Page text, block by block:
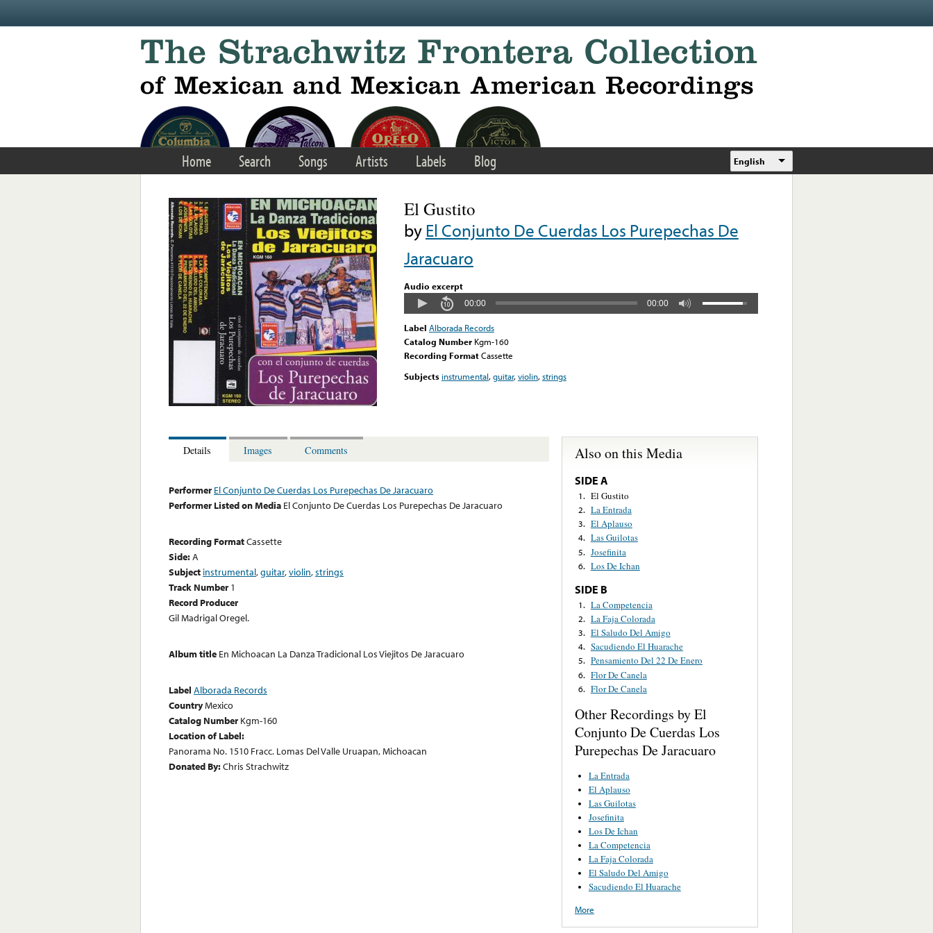
Home Search Songs Artists Labels Blog English
El Gustito
byEl Conjunto De Cuerdas Los Purepechas De
Jaracuaro
Audio excerpt
00:00 00:00
Label Alborada Records
Catalog Number Kgm-160
Recording FormatCassette
Subjects instrumental,guitar,violin,strings
Details Images Comments
Performer El Conjunto De Cuerdas Los Purepechas De Jaracuaro
Performer Listed on Media El Conjunto De Cuerdas Los Purepechas De Jaracuaro
Recording FormatCassette
Side:A
Subject instrumental,guitar,violin,strings
Track Number 1
Record Producer
Gil Madrigal Oregel.
Album title En Michoacan La Danza Tradicional Los Viejitos De Jaracuaro
Label Alborada Records
CountryMexico
Catalog Number Kgm-160
Location of Label:
Panorama No. 1510 Fracc. Lomas Del Valle Uruapan, Michoacan
Donated By:Chris Strachwitz
Also on this Media
SIDE A
1. El Gustito
2. La Entrada
3. El Aplauso
4. Las Guilotas
5. Josefinita
6. Los De Ichan
SIDE B
1. La Competencia
2. La Faja Colorada
3. El Saludo Del Amigo
4. Sacudiendo El Huarache
5. Pensamiento Del 22 De Enero
6. Flor De Canela
6. Flor De Canela
Other Recordings by El
Conjunto De Cuerdas Los
Purepechas De Jaracuaro
La Entrada
El Aplauso
Las Guilotas
Josefinita
Los De Ichan
La Competencia
La Faja Colorada
El Saludo Del Amigo
Sacudiendo El Huarache
More